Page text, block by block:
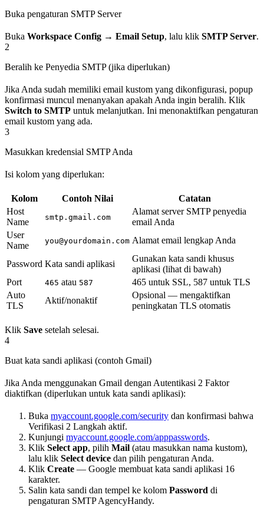
Buka pengaturan SMTP Server
Buka Workspace Config → Email Setup, lalu klik SMTP Server.
2
Beralih ke Penyedia SMTP (jika diperlukan)
Jika Anda sudah memiliki email kustom yang dikonfigurasi, popup
konfirmasi muncul menanyakan apakah Anda ingin beralih. Klik
Switch to SMTP untuk melanjutkan. Ini menonaktifkan pengaturan
email kustom yang ada.
3
Masukkan kredensial SMTP Anda
Isi kolom yang diperlukan:
Kolom Contoh Nilai
Catatan
Host
Name
smtp.gmail.com
Alamat server SMTP penyedia
email Anda
User
Name
you@yourdomain.com Alamat email lengkap Anda
Password Kata sandi aplikasi
Gunakan kata sandi khusus
aplikasi (lihat di bawah)
Port
465 atau 587
465 untuk SSL, 587 untuk TLS
Auto
TLS
Aktif/nonaktif
Opsional — mengaktifkan
peningkatan TLS otomatis
Klik Save setelah selesai.
4
Buat kata sandi aplikasi (contoh Gmail)
Jika Anda menggunakan Gmail dengan Autentikasi 2 Faktor
diaktifkan (diperlukan untuk kata sandi aplikasi):
Buka myaccount.google.com/security dan konfirmasi bahwa
Verifikasi 2 Langkah aktif.
Kunjungi myaccount.google.com/apppasswords.
Klik Select app, pilih Mail (atau masukkan nama kustom),
lalu klik Select device dan pilih pengaturan Anda.
Klik Create — Google membuat kata sandi aplikasi 16
karakter.
Salin kata sandi dan tempel ke kolom Password di
pengaturan SMTP AgencyHandy.